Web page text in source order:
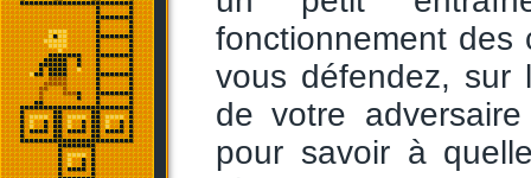
fonctionnement des
vous défendez, sur
de votre
pour savoir à